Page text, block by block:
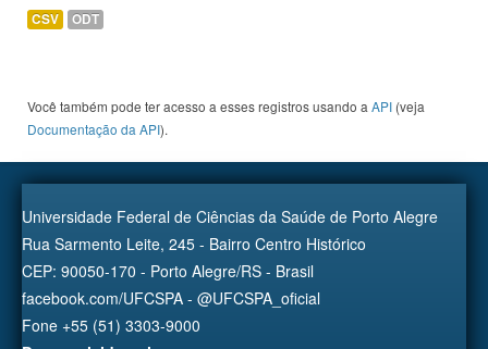
CSV ODT
Você também pode ter acesso a esses registros usando a API (veja
Documentação da API).
Universidade Federal de Ciências da Saúde de Porto Alegre
Rua Sarmento Leite, 245 - Bairro Centro Histórico
CEP: 90050-170 - Porto Alegre/RS - Brasil
facebook.com/UFCSPA - @UFCSPA_oficial
Fone +55 (51) 3303-9000